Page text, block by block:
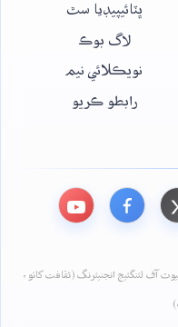
ڀٽائيپيڊيا سٿ
لاگ بوڪ
نويڪلائي نيم
رابطو ڪريو
انسٽيٽيوٽ آف لئنگئيج انجنيئرنگ (ثقافت کاتو،